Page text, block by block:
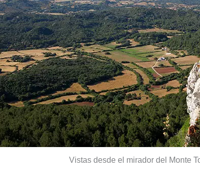
Vistas desde el mirador del Monte